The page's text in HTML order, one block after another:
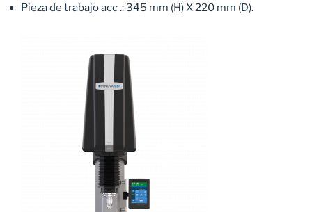
Pieza de trabajo acc .: 345 mm (H) X 220 mm (D).